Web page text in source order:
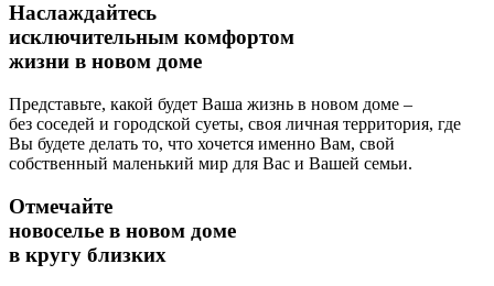
Наслаждайтесь
исключительным комфортом
жизни в новом доме
Представьте, какой будет Ваша жизнь в новом доме –
без соседей и городской суеты, своя личная территория, где
Вы будете делать то, что хочется именно Вам, свой
собственный маленький мир для Вас и Вашей семьи.
Отмечайте
новоселье в новом доме
в кругу близких